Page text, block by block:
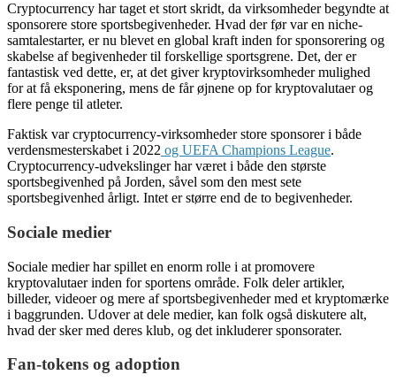
Cryptocurrency har taget et stort skridt, da virksomheder begyndte at
sponsorere store sportsbegivenheder. Hvad der før var en niche-
samtalestarter, er nu blevet en global kraft inden for sponsorering og
skabelse af begivenheder til forskellige sportsgrene. Det, der er
fantastisk ved dette, er, at det giver kryptovirksomheder mulighed
for at få eksponering, mens de får øjnene op for kryptovalutaer og
flere penge til atleter.
Faktisk var cryptocurrency-virksomheder store sponsorer i både
verdensmesterskabet i 2022 og UEFA Champions League.
Cryptocurrency-udvekslinger har været i både den største
sportsbegivenhed på Jorden, såvel som den mest sete
sportsbegivenhed årligt. Intet er større end de to begivenheder.
Sociale medier
Sociale medier har spillet en enorm rolle i at promovere
kryptovalutaer inden for sportens område. Folk deler artikler,
billeder, videoer og mere af sportsbegivenheder med et kryptomærke
i baggrunden. Udover at dele medier, kan folk også diskutere alt,
hvad der sker med deres klub, og det inkluderer sponsorater.
Fan-tokens og adoption